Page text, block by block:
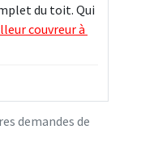
demandes de
du toit. Qui
couvreur à